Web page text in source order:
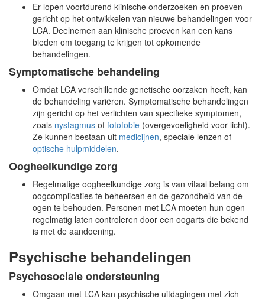
Er lopen voortdurend klinische onderzoeken en proeven
gericht op het ontwikkelen van nieuwe behandelingen voor
LCA. Deelnemen aan klinische proeven kan een kans
bieden om toegang te krijgen tot opkomende
behandelingen.
Symptomatische behandeling
Omdat LCA verschillende genetische oorzaken heeft, kan
de behandeling variëren. Symptomatische behandelingen
zijn gericht op het verlichten van specifieke symptomen,
zoals nystagmus of fotofobie (overgevoeligheid voor licht).
Ze kunnen bestaan uit medicijnen, speciale lenzen of
optische hulpmiddelen.
Oogheelkundige zorg
Regelmatige oogheelkundige zorg is van vitaal belang om
oogcomplicaties te beheersen en de gezondheid van de
ogen te behouden. Personen met LCA moeten hun ogen
regelmatig laten controleren door een oogarts die bekend
is met de aandoening.
Psychische behandelingen
Psychosociale ondersteuning
Omgaan met LCA kan psychische uitdagingen met zich